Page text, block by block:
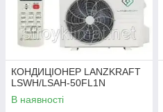
КОНДИЦІОНЕР LANZKRAFT
LSWH/LSAH-50FL1N
В наявності